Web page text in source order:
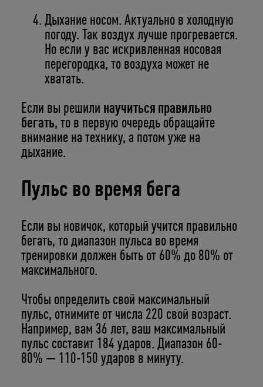
Дыхание носом. Актуально в холодную
погоду. Так воздух лучше прогревается.
Но если у вас искривленная носовая
перегородка, то воздуха может не
хватать.
Если вы решили научиться правильно
бегать, то в первую очередь обращайте
внимание на технику, а потом уже на
дыхание.
Пульс во время бега
Если вы новичок, который учится правильно
бегать, то диапазон пульса во время
тренировки должен быть от 60% до 80% от
максимального.
Чтобы определить свой максимальный
пульс, отнимите от числа 220 свой возраст.
Например, вам 36 лет, ваш максимальный
пульс составит 184 ударов. Диапазон 60-
80% — 110-150 ударов в минуту.